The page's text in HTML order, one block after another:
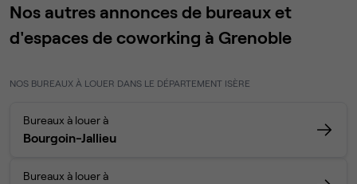
Nos autres annonces de bureaux et
d'espaces de coworking à Grenoble
NOS BUREAUX À LOUER DANS LE DÉPARTEMENT ISÈRE
Bureaux à louer à
Bourgoin-Jallieu
Bureaux à louer à